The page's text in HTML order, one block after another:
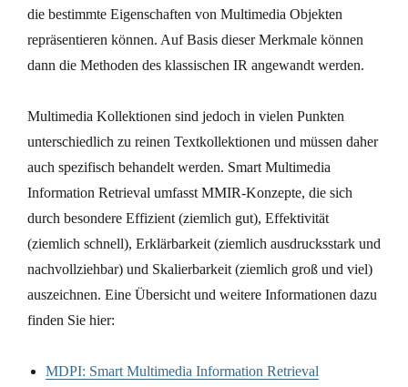
die bestimmte Eigenschaften von Multimedia Objekten
repräsentieren können. Auf Basis dieser Merkmale können
dann die Methoden des klassischen IR angewandt werden.
Multimedia Kollektionen sind jedoch in vielen Punkten
unterschiedlich zu reinen Textkollektionen und müssen daher
auch spezifisch behandelt werden. Smart Multimedia
Information Retrieval umfasst MMIR-Konzepte, die sich
durch besondere Effizient (ziemlich gut), Effektivität
(ziemlich schnell), Erklärbarkeit (ziemlich ausdrucksstark und
nachvollziehbar) und Skalierbarkeit (ziemlich groß und viel)
auszeichnen. Eine Übersicht und weitere Informationen dazu
finden Sie hier:
MDPI: Smart Multimedia Information Retrieval